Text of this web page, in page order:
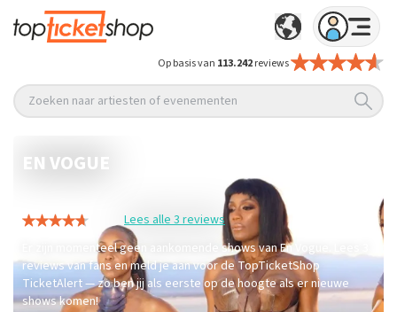
Op basis van 113.242reviews
Zoeken naar artiesten of evenementen
EN VOGUE
Lees alle 3 reviews
Er zijn momenteel geen aankomende shows van En Vogue. Lees 3
reviews van fans en meld je aan voor de TopTicketShop
TicketAlert — zo ben jij als eerste op de hoogte als er nieuwe
shows komen!